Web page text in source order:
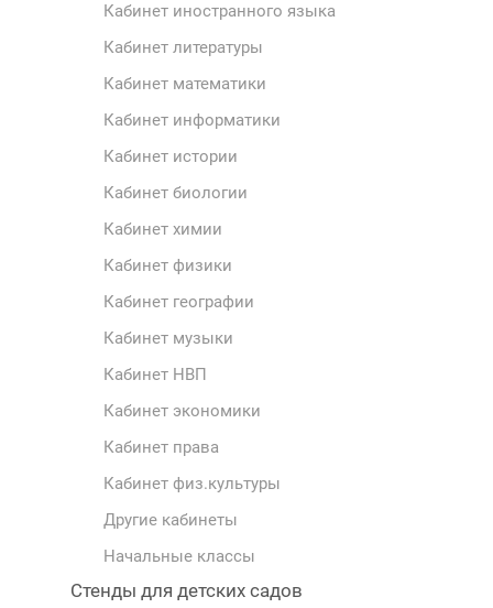
Кабинет иностранного языка
Кабинет литературы
Кабинет математики
Кабинет информатики
Кабинет истории
Кабинет биологии
Кабинет химии
Кабинет физики
Кабинет географии
Кабинет музыки
Кабинет НВП
Кабинет экономики
Кабинет права
Кабинет физ.культуры
Другие кабинеты
Начальные классы
Стенды для детских садов